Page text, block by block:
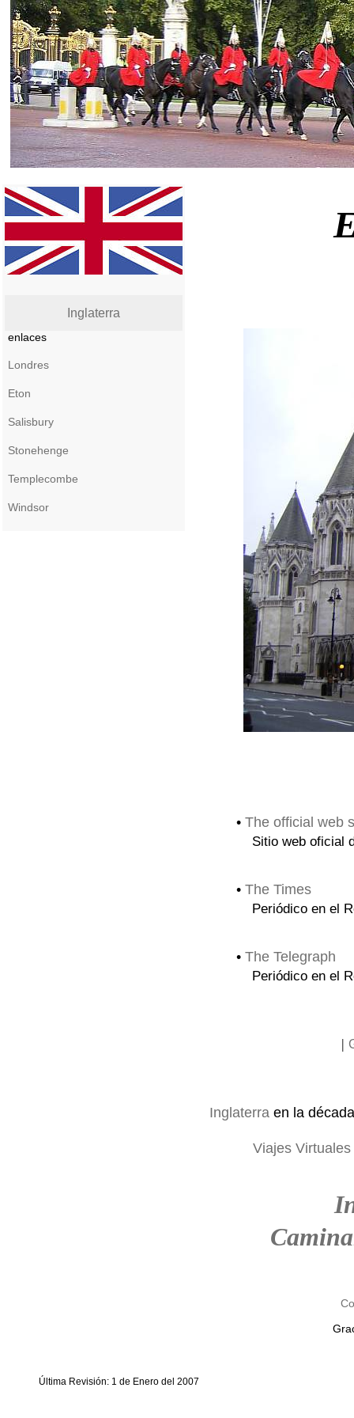
Inglaterra
enlaces
Londres
Eton
Salisbury
Stonehenge
Templecombe
Windsor
• The official web
Sitio web oficial
• The Times
Periódico en el
• The Telegraph
Periódico en el
|
Inglaterra en la
Viajes Virtuales
Última Revisión: 1 de Enero del 2007